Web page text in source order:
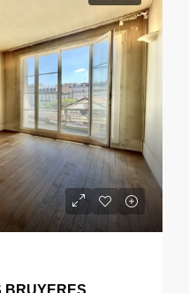
BRUYERES